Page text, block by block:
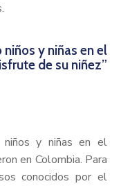
niños y niñas en el
de su niñez”
niños y niñas en el
en Colombia. Para
conocidos por el